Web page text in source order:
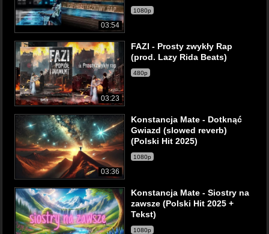
03:54
1080p
03:23
FAZI - Prosty zwykły Rap
(prod. Lazy Rida Beats)
480p
03:36
Konstancja Mate - Dotknąć
Gwiazd (slowed reverb)
(Polski Hit 2025)
1080p
Konstancja Mate - Siostry na
zawsze (Polski Hit 2025 +
Tekst)
1080p